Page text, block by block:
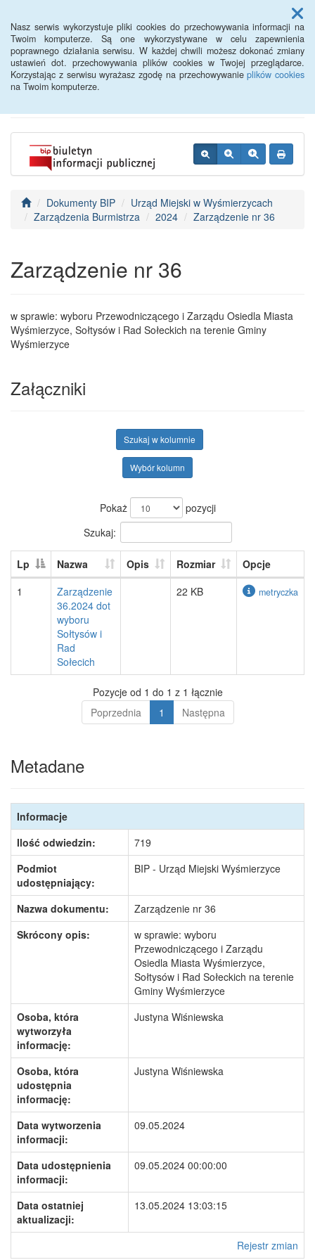
Nasz serwis wykorzystuje pliki cookies do przechowywania informacji na
Twoim komputerze. Są one wykorzystywane w celu zapewnienia
poprawnego działania serwisu. W każdej chwili możesz dokonać zmiany
ustawień dot. przechowywania plików cookies w Twojej przeglądarce.
Korzystając z serwisu wyrażasz zgodę na przechowywanieplików cookies
na Twoim komputerze.
Menu
BIP - Urząd Miejski
Wyśmierzyce
Dokumenty BIP
Urząd Miejski w Wyśmierzycach
Zarządzenia Burmistrza
2024 Zarządzenie nr 36
Zarządzenie nr 36
w sprawie: wyboru Przewodniczącego i Zarządu Osiedla Miasta
Wyśmierzyce, Sołtysów i Rad Sołeckich na terenie Gminy
Wyśmierzyce
Załączniki
Szukaj w kolumnie
Wybór kolumn
Pokaż
pozycji
Szukaj:
Lp Nazwa Opis Rozmiar
Opcje
1
Zarządzenie
36.2024 dot
wyboru
Sołtysów i
Rad
Sołecich
22 KB metryczka
Pozycje od 1 do 1 z 1 łącznie
Poprzednia
1 Następna
Metadane
Informacje
Ilość odwiedzin:
719
Podmiot
udostępniający:
BIP - Urząd Miejski Wyśmierzyce
Nazwa dokumentu:
Zarządzenie nr 36
Skrócony opis:
w sprawie: wyboru
Przewodniczącego i Zarządu
Osiedla Miasta Wyśmierzyce,
Sołtysów i Rad Sołeckich na terenie
Gminy Wyśmierzyce
Osoba, która
wytworzyła
informację:
Justyna Wiśniewska
Osoba, która
udostępnia
informację:
Justyna Wiśniewska
Data wytworzenia
informacji:
09.05.2024
Data udostępnienia
informacji:
09.05.2024 00:00:00
Data ostatniej
aktualizacji:
13.05.2024 13:03:15
Rejestr zmian